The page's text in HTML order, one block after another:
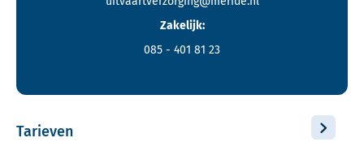
Zakelijk:
085 - 401 81 23
Tarieven